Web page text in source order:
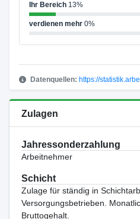
Ihr Bereich13%
verdienen mehr0%
Datenquellen: https://
Zulagen
Jahressonderzahlung
Arbeitnehmer
Schicht
Zulage für ständig in
Versorgungsbetrieben.
Bruttogehalt.